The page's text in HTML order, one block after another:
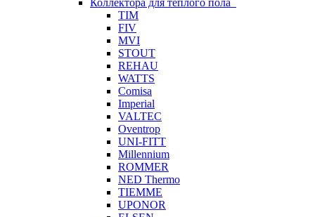
Коллектора для теплого пола
TIM
FIV
MVI
STOUT
REHAU
WATTS
Comisa
Imperial
VALTEC
Oventrop
UNI-FITT
Millennium
ROMMER
NED Thermo
TIEMME
UPONOR